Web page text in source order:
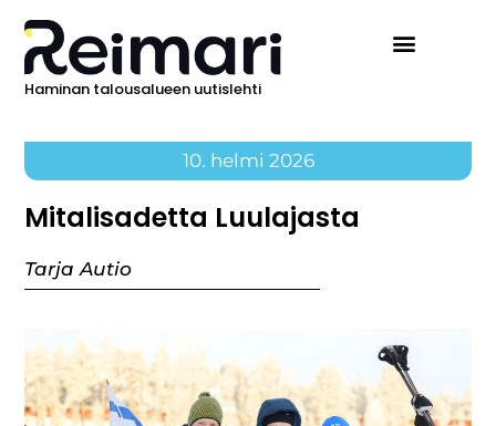
Haminan talousalueen uutislehti
10. helmi 2026
Mitalisadetta Luulajasta
Tarja Autio